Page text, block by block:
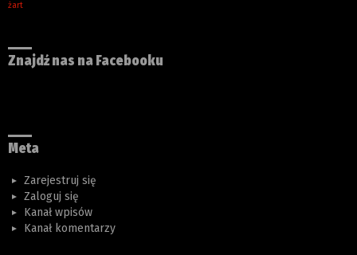
żart
Znajdź nas na Facebooku
Meta
Zarejestruj się
Zaloguj się
Kanał wpisów
Kanał komentarzy